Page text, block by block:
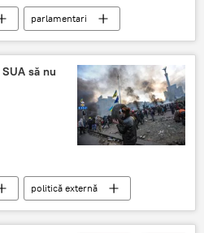
parlamentari
Palestina
să nu
politică externă